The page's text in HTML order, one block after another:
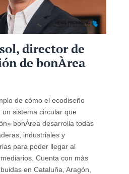
director de
de bonÀrea
de cómo el ecodiseño
sistema circular que
bonÀrea desarrolla todas
industriales y
para poder llegar al
Cuenta con más
en Cataluña, Aragón,